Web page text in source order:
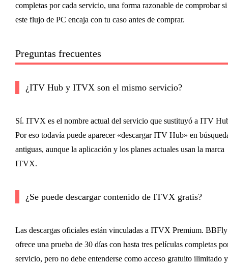
completas por cada servicio, una forma razonable de comprobar si
este flujo de PC encaja con tu caso antes de comprar.
Preguntas frecuentes
¿ITV Hub y ITVX son el mismo servicio?
Sí. ITVX es el nombre actual del servicio que sustituyó a ITV
Por eso todavía puede aparecer «descargar ITV Hub» en
antiguas, aunque la aplicación y los planes actuales usan la marca
ITVX.
¿Se puede descargar contenido de ITVX gratis?
Las descargas oficiales están vinculadas a ITVX Premium. BBFly
ofrece una prueba de 30 días con hasta tres películas completas
servicio, pero no debe entenderse como acceso gratuito ilimitado y